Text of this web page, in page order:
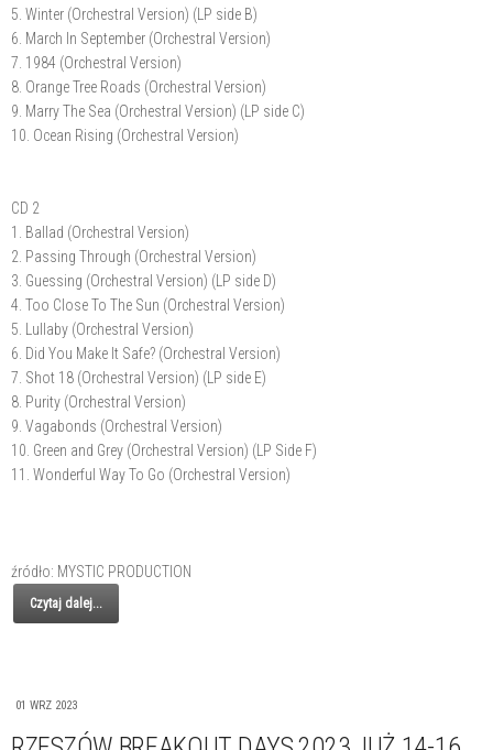
5. Winter (Orchestral Version) (LP side B)
6. March In September (Orchestral Version)
7. 1984 (Orchestral Version)
8. Orange Tree Roads (Orchestral Version)
9. Marry The Sea (Orchestral Version) (LP side C)
10. Ocean Rising (Orchestral Version)
CD 2
1. Ballad (Orchestral Version)
2. Passing Through (Orchestral Version)
3. Guessing (Orchestral Version) (LP side D)
4. Too Close To The Sun (Orchestral Version)
5. Lullaby (Orchestral Version)
6. Did You Make It Safe? (Orchestral Version)
7. Shot 18 (Orchestral Version) (LP side E)
8. Purity (Orchestral Version)
9. Vagabonds (Orchestral Version)
10. Green and Grey (Orchestral Version) (LP Side F)
11. Wonderful Way To Go (Orchestral Version)
źródło: MYSTIC PRODUCTION
Czytaj dalej...
01 WRZ 2023